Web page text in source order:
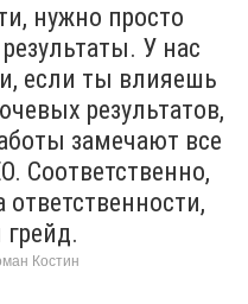
нужно просто
У нас
и, если ты влияешь
результатов,
замечают все
Соответственно,
ответственности,
грейд.
Костин